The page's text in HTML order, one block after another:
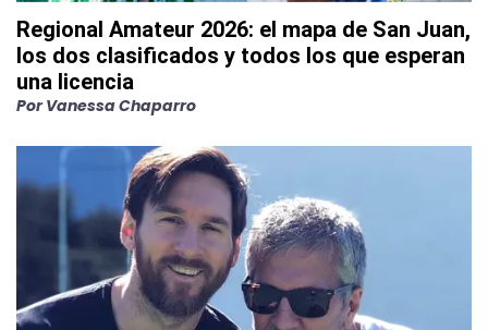
Regional Amateur 2026: el mapa de San Juan,
los dos clasificados y todos los que esperan
una licencia
Por Vanessa Chaparro